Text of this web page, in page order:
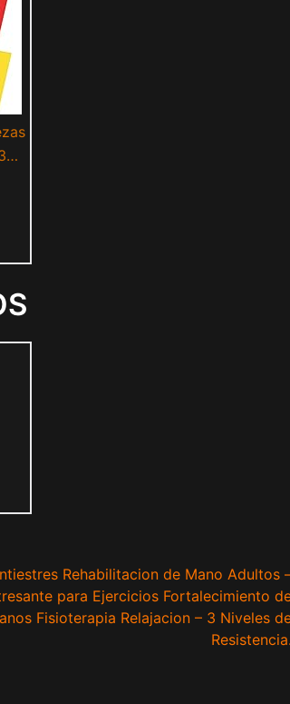
y
Rehabilitacion de Mano Adultos
para Ejercicios Fortalecimiento
Fisioterapia Relajacion – 3 Niveles
Resistencia.